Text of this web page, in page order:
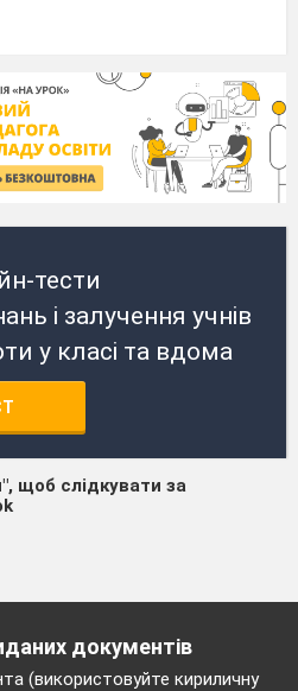
тести
і залучення учнів
у класі та вдома
щоб слідкувати за
документів
(використовуйте кириличну